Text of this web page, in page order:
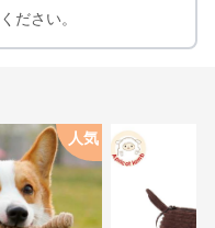
ださい。
人気